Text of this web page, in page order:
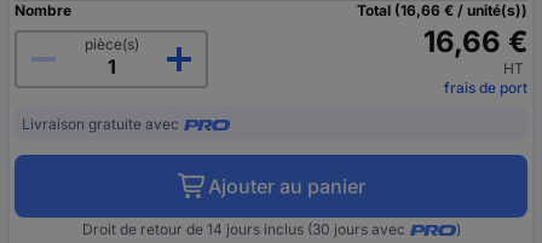
Nombre
pièce(s)
Total (16,66 € / unité(s))
16,66 €
HT
frais de port
Livraison gratuite avec
Ajouter au panier
Droit de retour de 14 jours inclus (30 jours avec )